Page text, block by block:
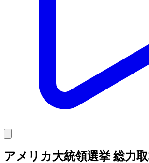
アメリカ大統領選挙 総力